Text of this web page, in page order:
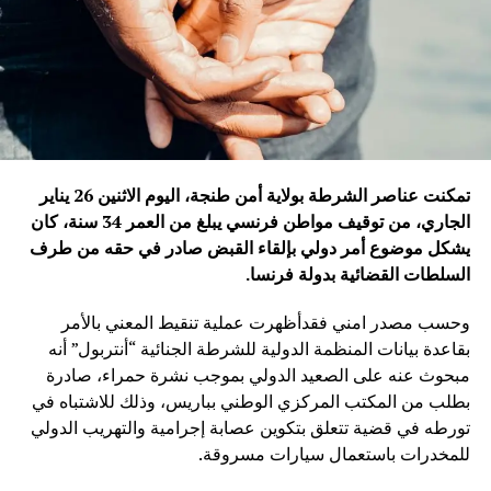
تمكنت عناصر الشرطة بولاية أمن طنجة، اليوم الاثنين 26 يناير
الجاري، من توقيف مواطن فرنسي يبلغ من العمر 34 سنة، كان
يشكل موضوع أمر دولي بإلقاء القبض صادر في حقه من طرف
السلطات القضائية بدولة فرنسا.
وحسب مصدر امني فقدأظهرت عملية تنقيط المعني بالأمر
بقاعدة بيانات المنظمة الدولية للشرطة الجنائية “أنتربول” أنه
مبحوث عنه على الصعيد الدولي بموجب نشرة حمراء، صادرة
بطلب من المكتب المركزي الوطني بباريس، وذلك للاشتباه في
تورطه في قضية تتعلق بتكوين عصابة إجرامية والتهريب الدولي
للمخدرات باستعمال سيارات مسروقة.